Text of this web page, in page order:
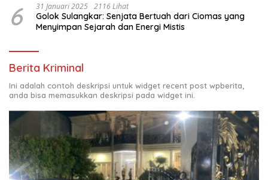
6 31 Januari 2025 2116 Lihat
Golok Sulangkar: Senjata Bertuah dari Ciomas yang
Menyimpan Sejarah dan Energi Mistis
Berita Kriminal
Ini adalah contoh deskripsi untuk widget recent post wpberita,
anda bisa memasukkan deskripsi pada widget ini.